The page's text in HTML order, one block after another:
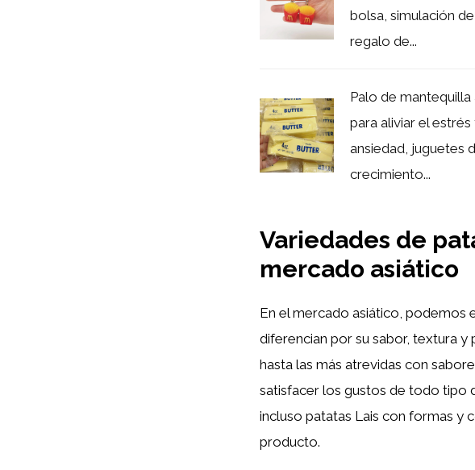
bolsa, simulación
regalo de...
Palo de mantequilla
para aliviar el estrés
ansiedad, juguetes
crecimiento...
Variedades de
mercado asiático
En el mercado asiático, podemos
diferencian por su sabor, textura y
hasta las más atrevidas con
satisfacer los gustos de todo tipo
incluso patatas Lais con formas y
producto.